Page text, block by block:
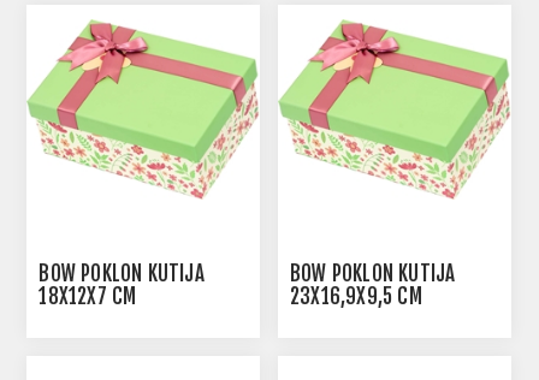
BOW POKLON KUTIJA
18X12X7 CM
BOW POKLON KUTIJA
23X16,9X9,5 CM